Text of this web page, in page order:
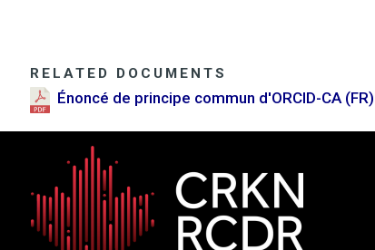
RELATED DOCUMENTS
Énoncé de principe commun d'ORCID-CA (FR)